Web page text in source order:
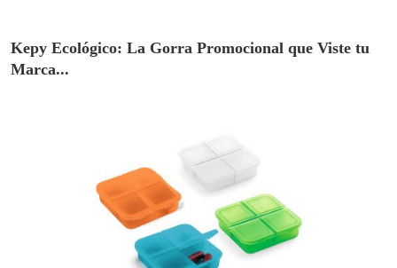
Kepy Ecológico: La Gorra Promocional que Viste tu
Marca...